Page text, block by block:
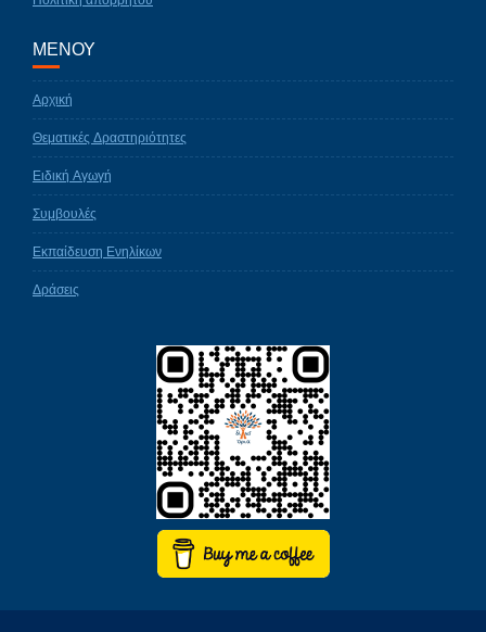
ΜΕΝΟΥ
Αρχική
Θεματικές Δραστηριότητες
Ειδική Αγωγή
Συμβουλές
Εκπαίδευση Ενηλίκων
Δράσεις